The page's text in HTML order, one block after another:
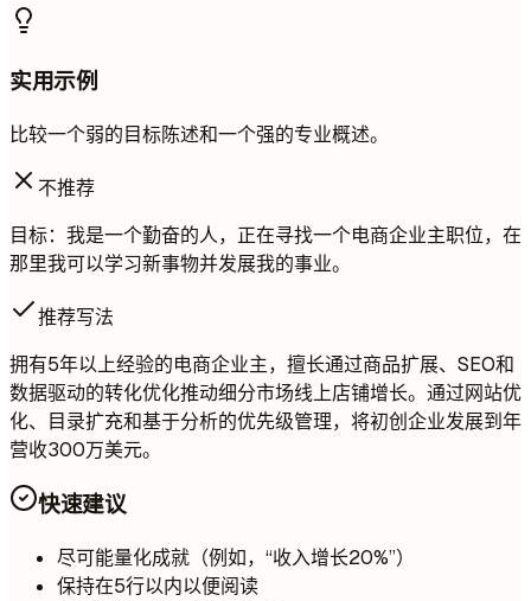
实用示例
比较一个弱的目标陈述和一个强的专业概述。
不推荐
目标：我是一个勤奋的人，正在寻找一个电商企业主职位，在
那里我可以学习新事物并发展我的事业。
推荐写法
拥有5年以上经验的电商企业主，擅长通过商品扩展、SEO和
数据驱动的转化优化推动细分市场线上店铺增长。通过网站优
化、目录扩充和基于分析的优先级管理，将初创企业发展到年
营收300万美元。
快速建议
尽可能量化成就（例如，“收入增长20%”）
保持在5行以内以便阅读